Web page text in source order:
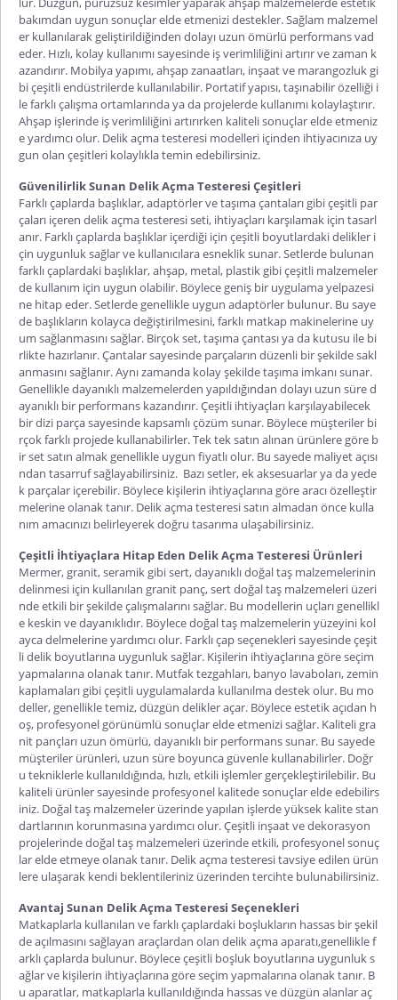
bakımdan uygun sonuçlar elde etmenizi destekler. Sağlam malzemel
er kullanılarak geliştirildiğinden dolayı uzun ömürlü performans vad
eder. Hızlı, kolay kullanımı sayesinde iş verimliliğini artırır ve zaman k
azandırır. Mobilya yapımı, ahşap zanaatları, inşaat ve marangozluk gi
bi çeşitli endüstrilerde kullanılabilir. Portatif yapısı, taşınabilir özelliği i
le farklı çalışma ortamlarında ya da projelerde kullanımı kolaylaştırır.
Ahşap işlerinde iş verimliliğini artırırken kaliteli sonuçlar elde etmeniz
e yardımcı olur. Delik açma testeresi modelleri içinden ihtiyacınıza uy
gun olan çeşitleri kolaylıkla temin edebilirsiniz.
Güvenilirlik Sunan Delik Açma Testeresi Çeşitleri
Farklı çaplarda başlıklar, adaptörler ve taşıma çantaları gibi çeşitli par
çaları içeren delik açma testeresi seti, ihtiyaçları karşılamak için tasarl
anır. Farklı çaplarda başlıklar içerdiği için çeşitli boyutlardaki delikler i
çin uygunluk sağlar ve kullanıcılara esneklik sunar. Setlerde bulunan
farklı çaplardaki başlıklar, ahşap, metal, plastik gibi çeşitli malzemeler
de kullanım için uygun olabilir. Böylece geniş bir uygulama yelpazesi
ne hitap eder. Setlerde genellikle uygun adaptörler bulunur. Bu saye
de başlıkların kolayca değiştirilmesini, farklı matkap makinelerine uy
um sağlanmasını sağlar. Birçok set, taşıma çantası ya da kutusu ile bi
rlikte hazırlanır. Çantalar sayesinde parçaların düzenli bir şekilde sakl
anmasını sağlanır. Aynı zamanda kolay şekilde taşıma imkanı sunar.
Genellikle dayanıklı malzemelerden yapıldığından dolayı uzun süre d
ayanıklı bir performans kazandırır. Çeşitli ihtiyaçları karşılayabilecek
bir dizi parça sayesinde kapsamlı çözüm sunar. Böylece müşteriler bi
rçok farklı projede kullanabilirler. Tek tek satın alınan ürünlere göre b
ir set satın almak genellikle uygun fiyatlı olur. Bu sayede maliyet açısı
ndan tasarruf sağlayabilirsiniz. Bazı setler, ek aksesuarlar ya da yede
k parçalar içerebilir. Böylece kişilerin ihtiyaçlarına göre aracı özelleştir
melerine olanak tanır. Delik açma testeresi satın almadan önce kulla
nım amacınızı belirleyerek doğru tasarıma ulaşabilirsiniz.
Çeşitli İhtiyaçlara Hitap Eden Delik Açma Testeresi Ürünleri
Mermer, granit, seramik gibi sert, dayanıklı doğal taş malzemelerinin
delinmesi için kullanılan granit panç, sert doğal taş malzemeleri üzeri
nde etkili bir şekilde çalışmalarını sağlar. Bu modellerin uçları genellikl
e keskin ve dayanıklıdır. Böylece doğal taş malzemelerin yüzeyini kol
ayca delmelerine yardımcı olur. Farklı çap seçenekleri sayesinde çeşit
li delik boyutlarına uygunluk sağlar. Kişilerin ihtiyaçlarına göre seçim
yapmalarına olanak tanır. Mutfak tezgahları, banyo lavaboları, zemin
kaplamaları gibi çeşitli uygulamalarda kullanılma destek olur. Bu mo
deller, genellikle temiz, düzgün delikler açar. Böylece estetik açıdan h
oş, profesyonel görünümlü sonuçlar elde etmenizi sağlar. Kaliteli gra
nit pançları uzun ömürlü, dayanıklı bir performans sunar. Bu sayede
müşteriler ürünleri, uzun süre boyunca güvenle kullanabilirler. Doğr
u tekniklerle kullanıldığında, hızlı, etkili işlemler gerçekleştirilebilir. Bu
kaliteli ürünler sayesinde profesyonel kalitede sonuçlar elde edebilirs
iniz. Doğal taş malzemeler üzerinde yapılan işlerde yüksek kalite stan
dartlarının korunmasına yardımcı olur. Çeşitli inşaat ve dekorasyon
projelerinde doğal taş malzemeleri üzerinde etkili, profesyonel sonuç
lar elde etmeye olanak tanır. Delik açma testeresi tavsiyeedilen ürün
lere ulaşarak kendi beklentileriniz üzerinden tercihte bulunabilirsiniz.
Avantaj Sunan Delik Açma Testeresi Seçenekleri
Matkaplarla kullanılan ve farklı çaplardaki boşlukların hassas bir şekil
de açılmasını sağlayan araçlardan olan delik açma aparatı,genellikle f
arklı çaplarda bulunur. Böylece çeşitli boşluk boyutlarına uygunluk s
ağlar ve kişilerin ihtiyaçlarına göre seçim yapmalarına olanak tanır. B
u aparatlar, matkaplarla kullanıldığında hassas ve düzgün alanlar aç